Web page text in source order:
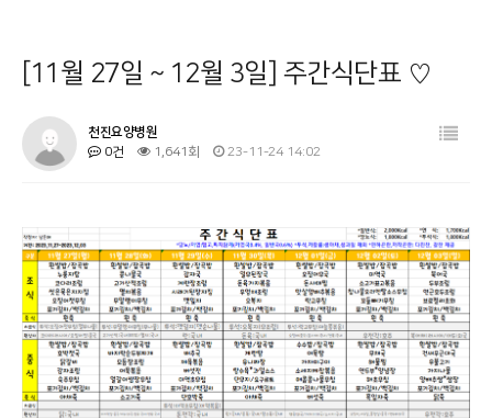
시설 둘러보기
진료과목 안내
이용안내
커뮤니티
기타
금주의 식단
온라인상담
[11월 27일 ~ 12월 3일] 주간식단표 ♡
천진요양병원
0건
1,641회 23-11-24 14:02